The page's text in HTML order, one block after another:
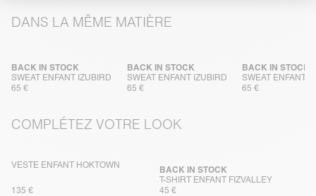
DANS LA MÊME MATIÈRE
SWEAT ENFANT IZUBIRD
BACK IN STOCK
65 €
SWEAT ENFANT IZUBIRD
BACK IN STOCK
65 €
SWEAT ENFANT
BACK IN STOCK
65 €
COMPLÉTEZ VOTRE LOOK
VESTE ENFANT HOKTOWN
135 €
T-SHIRT ENFANT FIZVALLEY
BACK IN STOCK
45 €